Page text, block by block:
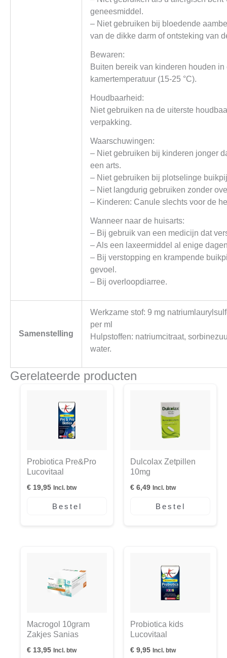
geneesmiddel.
– Niet gebruiken bij bloedende
van de dikke darm of ontsteking van
Bewaren:
Buiten bereik van kinderen houden
kamertemperatuur (15-25 °C).
Houdbaarheid:
Niet gebruiken na de uiterste
verpakking.
Waarschuwingen:
– Niet gebruiken bij kinderen jonger
een arts.
– Niet gebruiken bij plotselinge
– Niet langdurig gebruiken zonder
– Kinderen: Canule slechts voor de
Wanneer naar de huisarts:
– Bij gebruik van een medicijn dat
– Als een laxeermiddel al enige
– Bij verstopping en krampende
gevoel.
– Bij overloopdiarree.
Samenstelling
Werkzame stof: 9 mg
per ml
Hulpstoffen: natriumcitraat,
water.
Gerelateerde producten
Probiotica Pre&Pro
Lucovitaal
€ 19,95 Incl. btw
Bestel
Dulcolax Zetpillen
10mg
€ 6,49 Incl. btw
Bestel
Macrogol 10gram
Zakjes Sanias
€ 13,95 Incl. btw
Probiotica kids
Lucovitaal
€ 9,95 Incl. btw